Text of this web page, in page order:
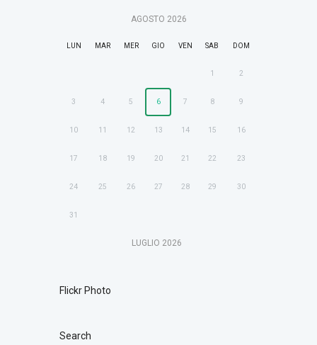
AGOSTO 2026
LUN MAR MER GIO VEN SAB DOM
1 2
3 4 5 6 7 8 9
10 11 12 13 14 15 16
17 18 19 20 21 22 23
24 25 26 27 28 29 30
31
LUGLIO 2026
Flickr Photo
Search